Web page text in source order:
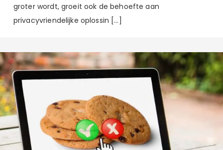
groter wordt, groeit ook de behoefte aan
privacyvriendelijke oplossin […]